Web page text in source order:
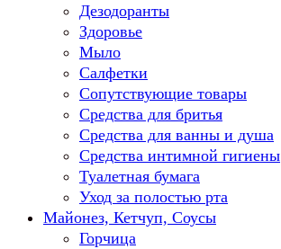
Дезодоранты
Здоровье
Мыло
Салфетки
Сопутствующие товары
Средства для бритья
Средства для ванны и душа
Средства интимной гигиены
Туалетная бумага
Уход за полостью рта
Майонез, Кетчуп, Соусы
Горчица